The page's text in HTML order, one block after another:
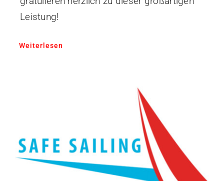
Leistung!
Weiterlesen